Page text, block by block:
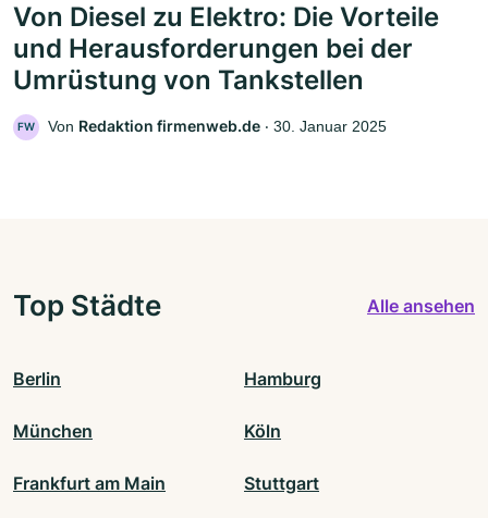
Von Diesel zu Elektro: Die Vorteile
und Herausforderungen bei der
Umrüstung von Tankstellen
FW Von Redaktion firmenweb.de ‧ 30. Januar 2025
Top Städte Alle ansehen
Berlin Hamburg
München Köln
Frankfurt am Main Stuttgart